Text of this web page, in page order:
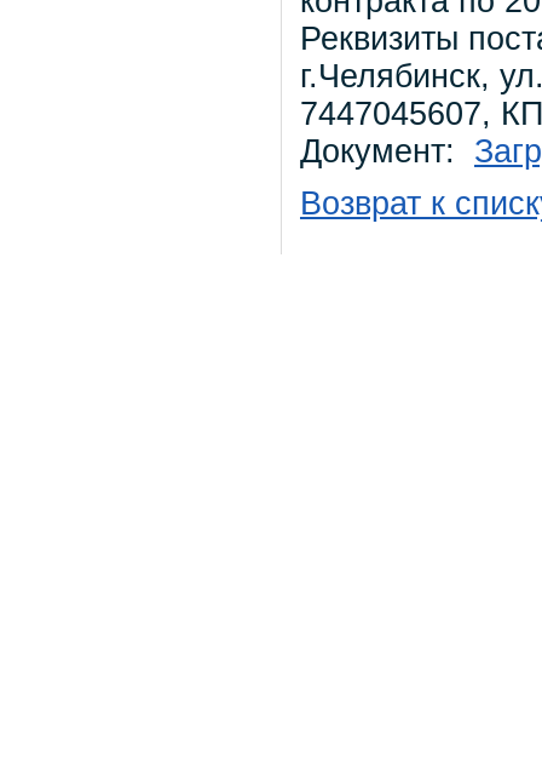
Реквизиты
г.Челябинск,
7447045607,
Документ:
Возврат к